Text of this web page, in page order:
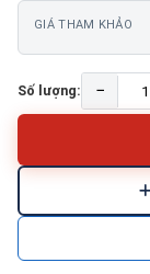
GIÁ THAM KHẢO
Số lượng: −